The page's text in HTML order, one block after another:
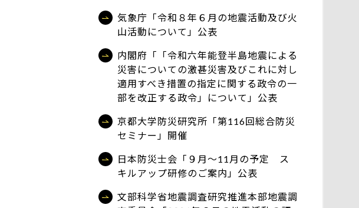
気象庁「令和８年６月の地震活動及び火
山活動について」公表
内閣府「「令和六年能登半島地震による
災害についての激甚災害及びこれに対し
適用すべき措置の指定に関する政令の一
部を改正する政令」について」公表
京都大学防災研究所「第116回総合防災
セミナー」開催
日本防災士会「９月～11月の予定 ス
キルアップ研修のご案内」公表
文部科学省地震調査研究推進本部地震調